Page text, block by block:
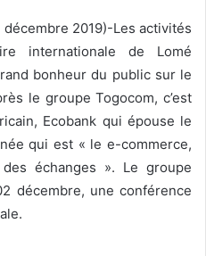
2019)-Les activités
internationale de Lomé
bonheur du public sur le
le groupe Togocom, c’est
Ecobank qui épouse le
qui est « le e-commerce,
échanges ». Le groupe
décembre, une conférence